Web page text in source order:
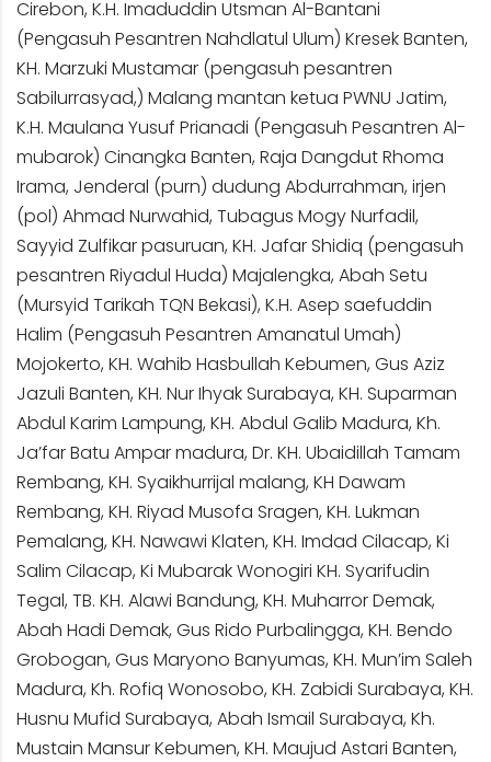
Cirebon, K.H. Imaduddin Utsman Al-Bantani
(Pengasuh Pesantren Nahdlatul Ulum) Kresek Banten,
KH. Marzuki Mustamar (pengasuh pesantren
Sabilurrasyad,) Malang mantan ketua PWNU Jatim,
K.H. Maulana Yusuf Prianadi (Pengasuh Pesantren Al-
mubarok) Cinangka Banten, Raja Dangdut Rhoma
Irama, Jenderal (purn) dudung Abdurrahman, irjen
(pol) Ahmad Nurwahid, Tubagus Mogy Nurfadil,
Sayyid Zulfikar pasuruan, KH. Jafar Shidiq (pengasuh
pesantren Riyadul Huda) Majalengka, Abah Setu
(Mursyid Tarikah TQN Bekasi), K.H. Asep saefuddin
Halim (Pengasuh Pesantren Amanatul Umah)
Mojokerto, KH. Wahib Hasbullah Kebumen, Gus Aziz
Jazuli Banten, KH. Nur Ihyak Surabaya, KH. Suparman
Abdul Karim Lampung, KH. Abdul Galib Madura, Kh.
Ja’far Batu Ampar madura, Dr. KH. Ubaidillah Tamam
Rembang, KH. Syaikhurrijal malang, KH Dawam
Rembang, KH. Riyad Musofa Sragen, KH. Lukman
Pemalang, KH. Nawawi Klaten, KH. Imdad Cilacap, Ki
Salim Cilacap, Ki Mubarak Wonogiri KH. Syarifudin
Tegal, TB. KH. Alawi Bandung, KH. Muharror Demak,
Abah Hadi Demak, Gus Rido Purbalingga, KH. Bendo
Grobogan, Gus Maryono Banyumas, KH. Mun’im Saleh
Madura, Kh. Rofiq Wonosobo, KH. Zabidi Surabaya, KH.
Husnu Mufid Surabaya, Abah Ismail Surabaya, Kh.
Mustain Mansur Kebumen, KH. Maujud Astari Banten,